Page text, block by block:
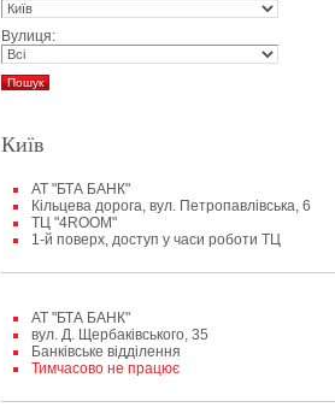
Вулиця:
Пошук
Київ
АТ "БТА БАНК"
Кільцева дорога, вул. Петропавлівська, 6
ТЦ "4ROOM"
1-й поверх, доступ у часи роботи ТЦ
АТ "БТА БАНК"
вул. Д. Щербаківського, 35
Банківське відділення
Тимчасово не працює